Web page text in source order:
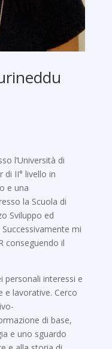
l’Università di
di II° livello in
e una
la Scuola di
Sviluppo ed
mi
conseguendo il
personali interessi e
e lavorative. Cerco
di base,
e uno sguardo